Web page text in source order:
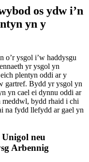
os ydw i’n
yn y
o’r ysgol i’w haddysgu
yr ysgol yn
plentyn oddi ar y
gartref. Bydd yr ysgol yn
yn cael ei dynnu oddi ar
meddwl, bydd rhaid i chi
na fydd llefydd ar gael yn
neu
Arbennig